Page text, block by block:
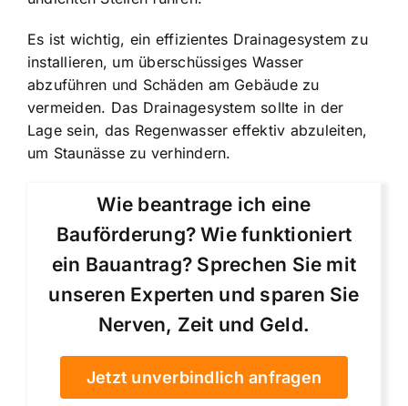
Es ist wichtig, ein effizientes Drainagesystem zu
installieren, um überschüssiges Wasser
abzuführen und Schäden am Gebäude zu
vermeiden. Das Drainagesystem sollte in der
Lage sein, das Regenwasser effektiv abzuleiten,
um Staunässe zu verhindern.
Wie beantrage ich eine
Bauförderung? Wie funktioniert
ein Bauantrag? Sprechen Sie mit
unseren Experten und sparen Sie
Nerven, Zeit und Geld.
Jetzt unverbindlich anfragen